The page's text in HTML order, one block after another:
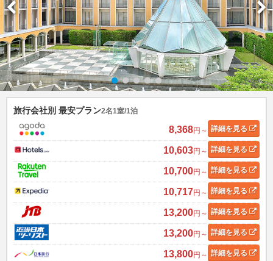
旅行会社別 最安プラン2名1室/1泊
8,368円～ 詳細を見る
10,603円～ 詳細を見る
10,700円～ 詳細を見る
10,717円～ 詳細を見る
13,200円～ 詳細を見る
13,200円～ 詳細を見る
13,800円～ 詳細を見る